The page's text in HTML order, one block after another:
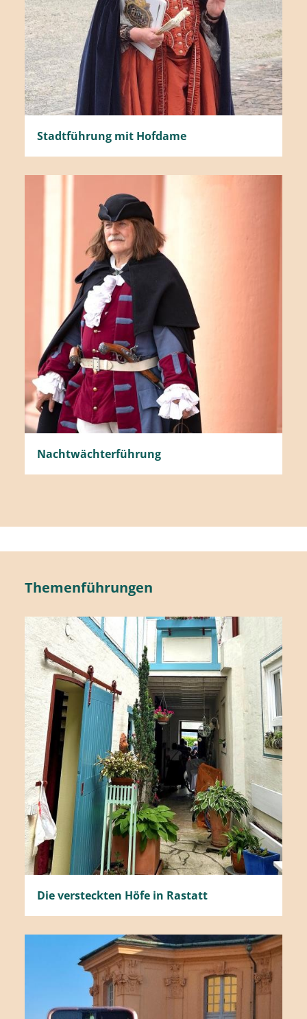
Stadtführung mit Hofdame
Nachtwächterführung
Themenführungen
Die versteckten Höfe in Rastatt